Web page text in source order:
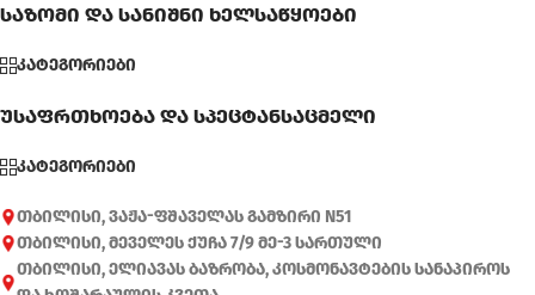
საზომი და სანიშნი ხელსაწყოები
კატეგორიები
უსაფრთხოება და სპეცტანსაცმელი
კატეგორიები
თბილისი, ვაჟა-ფშაველას გამზირი N51
თბილისი, მეველეს ქუჩა 7/9 მე-3 სართული
თბილისი, ელიავას ბაზრობა, კოსმონავტების სანაპიროს